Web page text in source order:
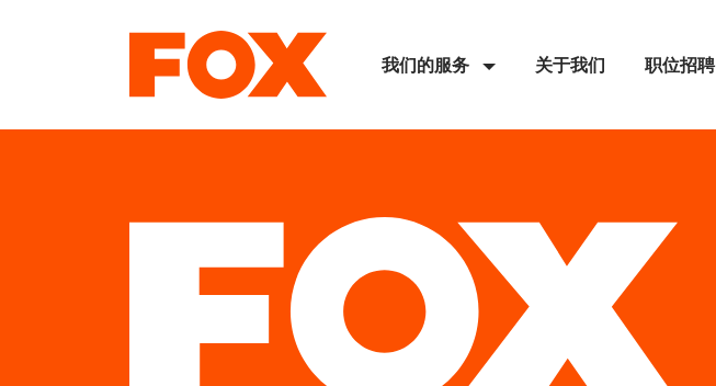
我们的服务 关于我们 职位招聘